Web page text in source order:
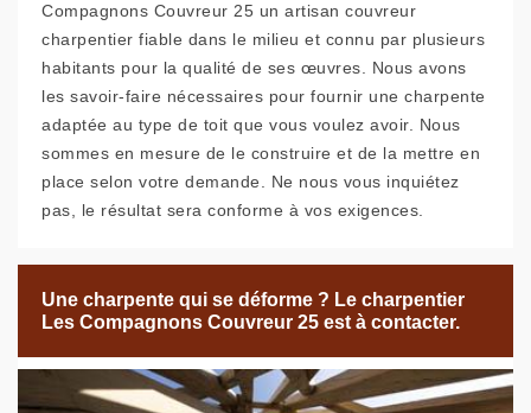
Compagnons Couvreur 25 un artisan couvreur
charpentier fiable dans le milieu et connu par plusieurs
habitants pour la qualité de ses œuvres. Nous avons
les savoir-faire nécessaires pour fournir une charpente
adaptée au type de toit que vous voulez avoir. Nous
sommes en mesure de le construire et de la mettre en
place selon votre demande. Ne nous vous inquiétez
pas, le résultat sera conforme à vos exigences.
Une charpente qui se déforme ? Le charpentier
Les Compagnons Couvreur 25 est à contacter.